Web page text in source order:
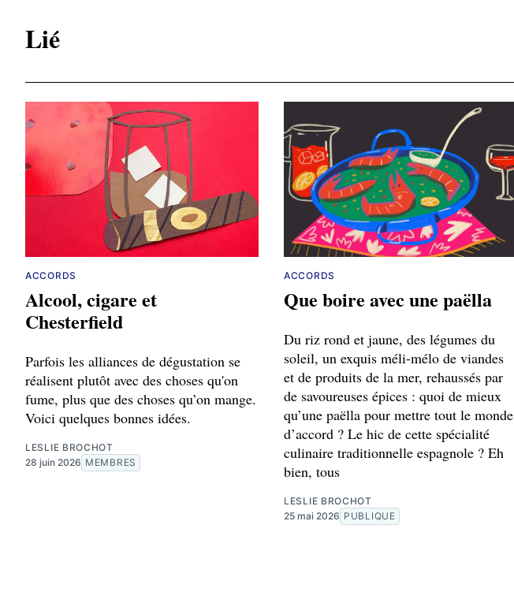
Lié
ACCORDS
Alcool, cigare et
Chesterfield
Parfois les alliances de dégustation se
réalisent plutôt avec des choses qu'on
fume, plus que des choses qu’on mange.
Voici quelques bonnes idées.
LESLIE BROCHOT
28 juin 2026 MEMBRES
ACCORDS
Que boire avec une paëlla
Du riz rond et jaune, des légumes du
soleil, un exquis méli-mélo de viandes
et de produits de la mer, rehaussés par
de savoureuses épices : quoi de mieux
qu’une paëlla pour mettre tout le monde
d’accord ? Le hic de cette spécialité
culinaire traditionnelle espagnole ? Eh
bien, tous
LESLIE BROCHOT
25 mai 2026 PUBLIQUE